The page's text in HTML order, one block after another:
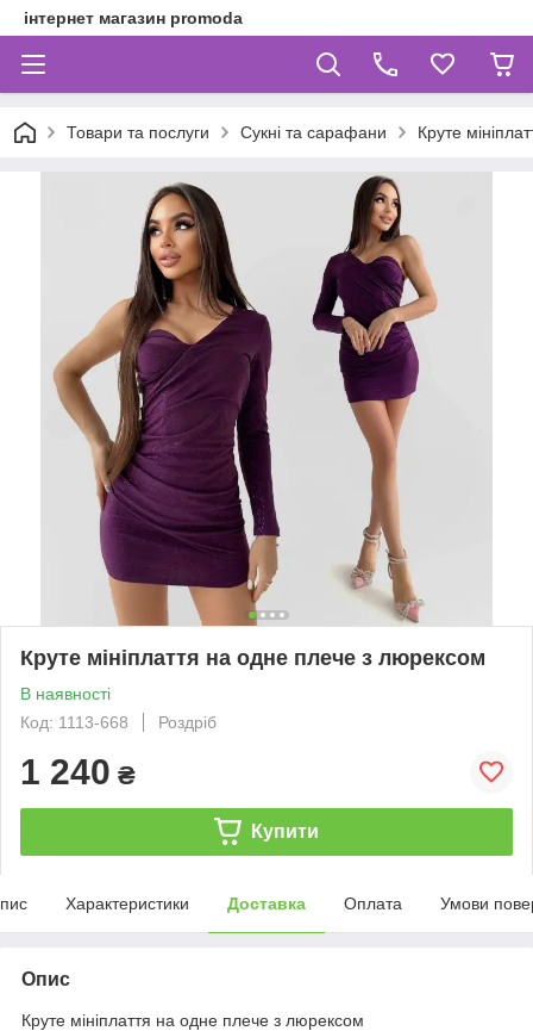
інтернет магазин promoda
Товари та послуги Сукні та сарафани Круте
Круте мініплаття на одне плече з люрексом
В наявності
Код: 1113-668
Роздріб
1 240 ₴
Купити
Характеристики Доставка Оплата Умови
Опис
Круте мініплаття на одне плече з люрексом